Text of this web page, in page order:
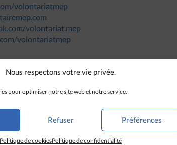
Nous respectons votre vie privée.
pour optimiser notre site web et notre service.
Refuser Préférences
Politique de cookiesPolitique de confidentialité
volontariatmep
volontariat.mep
volontariatmep